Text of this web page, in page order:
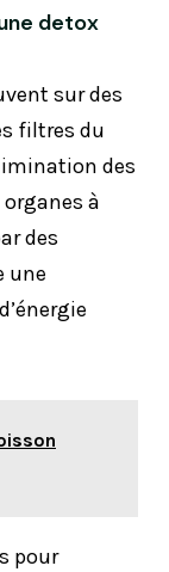
detox
sur des
filtres du
des
à
des
une
pour